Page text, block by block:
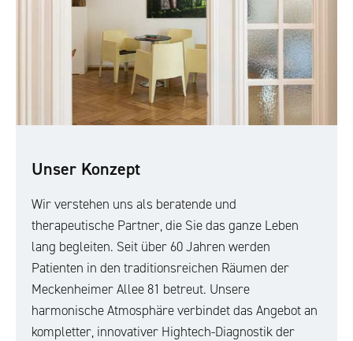
Unser Konzept
Wir verstehen uns als beratende und
therapeutische Partner, die Sie das ganze Leben
lang begleiten. Seit über 60 Jahren werden
Patienten in den traditionsreichen Räumen der
Meckenheimer Allee 81 betreut. Unsere
harmonische Atmosphäre verbindet das Angebot an
kompletter, innovativer Hightech-Diagnostik der